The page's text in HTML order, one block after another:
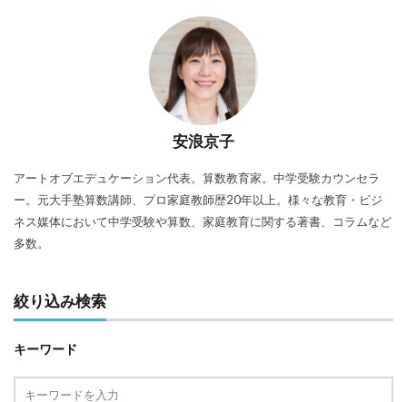
安浪京子
アートオブエデュケーション代表。算数教育家。中学受験カウンセラ
ー。元大手塾算数講師、プロ家庭教師歴20年以上。様々な教育・ビジ
ネス媒体において中学受験や算数、家庭教育に関する著書、コラムなど
多数。
絞り込み検索
キーワード